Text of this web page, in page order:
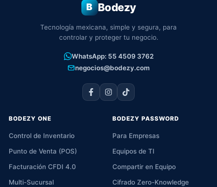
B Bodezy
Tecnología mexicana, simple y segura, para
controlar y proteger tu negocio.
WhatsApp: 55 4509 3762
negocios@bodezy.com
BODEZY ONE
Control de Inventario
Punto de Venta (POS)
Facturación CFDI 4.0
Multi-Sucursal
BODEZY PASSWORD
Para Empresas
Equipos de TI
Compartir en Equipo
Cifrado Zero-Knowledge